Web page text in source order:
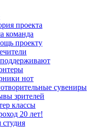
проекта
команда
проекту
нот
сувениры
зрителей
классы
20 лет!
студия